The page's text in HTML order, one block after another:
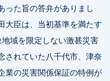
った旨の答弁がありまし
大臣は、当初基準を満たす
域を限定しない激甚災害
されていた八千代市、津奈
業の災害関係保証の特例が